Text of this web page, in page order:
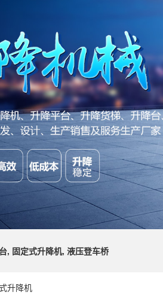
, 固定式升降机, 液压登车桥
升降机